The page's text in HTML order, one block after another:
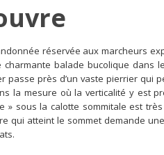
réservée aux marcheurs
charmante balade bucolique dans
passe près d’un vaste pierrier qui
la mesure où la verticalité y est
» sous la calotte sommitale est
qui atteint le sommet demande